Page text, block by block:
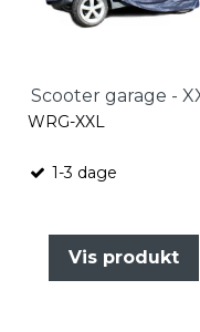
Scooter garage -
WRG-XXL
1-3 dage
Vis produkt